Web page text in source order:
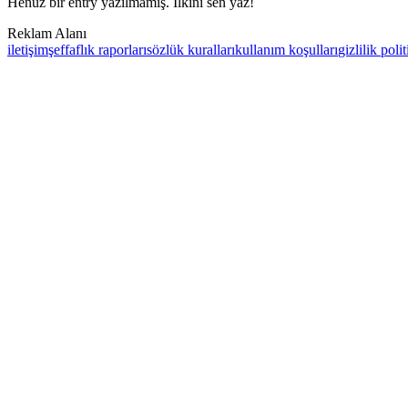
Reklam Alanı
iletişimşeffaflık raporlarısözlük kurallarıkullanım koşullarıgizlilik